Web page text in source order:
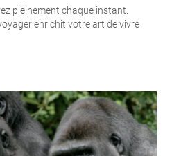
pleinement chaque instant.
enrichit votre art de vivre